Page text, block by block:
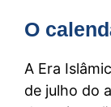
2021 » 13
2023 » 18
2024 » 10
O
A Era
de julho do